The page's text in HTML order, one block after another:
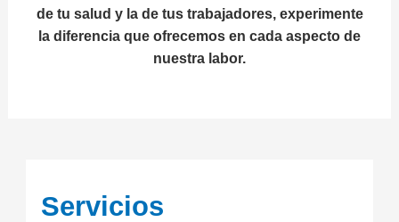
Servicios
de tu salud y la de tus trabajadores, experimente
la diferencia que ofrecemos en cada aspecto de
nuestra labor.